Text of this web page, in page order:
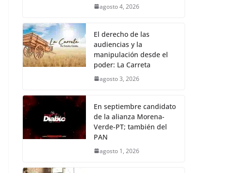
agosto 4, 2026
El derecho de las
audiencias y la
manipulación desde el
poder: La Carreta
agosto 3, 2026
En septiembre candidato
de la alianza Morena-
Verde-PT; también del
PAN
agosto 1, 2026